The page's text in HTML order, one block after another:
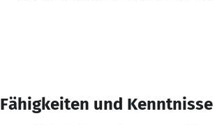
Fähigkeiten und Kenntnisse